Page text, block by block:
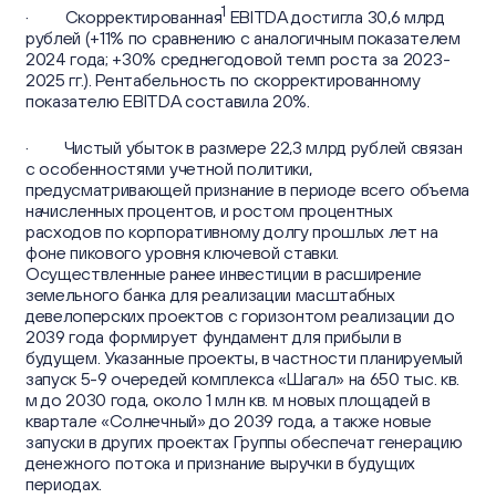
· Скорректированная1 EBITDA достигла 30,6 млрд
рублей (+11% по сравнению с аналогичным показателем
2024 года; +30% среднегодовой темп роста за 2023-
2025 гг.). Рентабельность по скорректированному
показателю EBITDA составила 20%.
· Чистый убыток в размере 22,3 млрд рублей связан
с особенностями учетной политики,
предусматривающей признание в периоде всего объема
начисленных процентов, и ростом процентных
расходов по корпоративному долгу прошлых лет на
фоне пикового уровня ключевой ставки.
Осуществленные ранее инвестиции в расширение
земельного банка для реализации масштабных
девелоперских проектов с горизонтом реализации до
2039 года формирует фундамент для прибыли в
будущем. Указанные проекты, в частности планируемый
запуск 5-9 очередей комплекса «Шагал» на 650 тыс. кв.
м до 2030 года, около 1 млн кв. м новых площадей в
квартале «Солнечный» до 2039 года, а также новые
запуски в других проектах Группы обеспечат генерацию
денежного потока и признание выручки в будущих
периодах.